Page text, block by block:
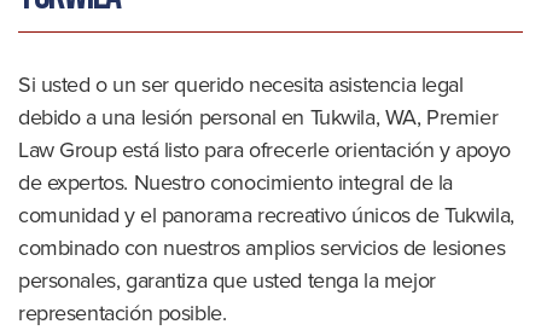
Si usted o un ser querido necesita asistencia legal
debido a una lesión personal en Tukwila, WA, Premier
Law Group está listo para ofrecerle orientación y apoyo
de expertos. Nuestro conocimiento integral de la
comunidad y el panorama recreativo únicos de Tukwila,
combinado con nuestros amplios servicios de lesiones
personales, garantiza que usted tenga la mejor
representación posible.